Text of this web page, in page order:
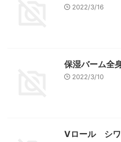
2022/3/16
保湿バーム全
2022/3/10
Vロール シワ